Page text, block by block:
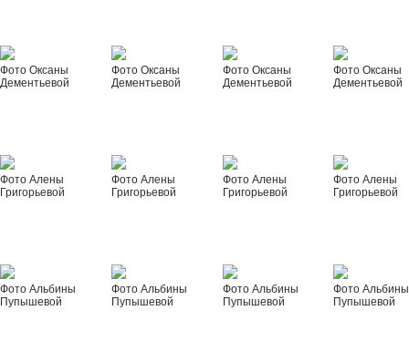
Фото Оксаны
Дементьевой
Фото Оксаны
Дементьевой
Фото Оксаны
Дементьевой
Фото Оксаны
Дементьевой
Фото Алены
Григорьевой
Фото Алены
Григорьевой
Фото Алены
Григорьевой
Фото Алены
Григорьевой
Фото Альбины
Пупышевой
Фото Альбины
Пупышевой
Фото Альбины
Пупышевой
Фото Альбины
Пупышевой